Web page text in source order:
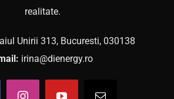
realitate.
Unirii 313, Bucuresti, 030138
irina@dienergy.ro